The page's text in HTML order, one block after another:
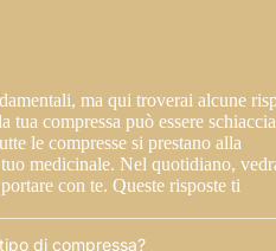
ma qui troverai alcune
compressa può essere
le compresse si prestano alla
medicinale. Nel quotidiano,
con te. Queste risposte ti
di compressa?